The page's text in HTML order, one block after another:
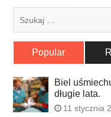
Popular
Biel
długie lata.
11 stycznia